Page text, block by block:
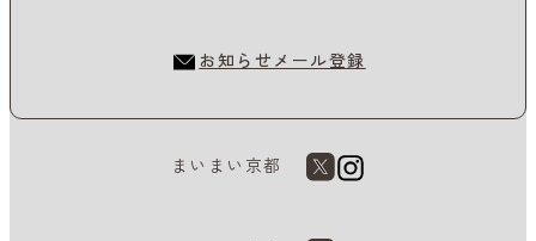
お知らせメール登録
まいまい京都